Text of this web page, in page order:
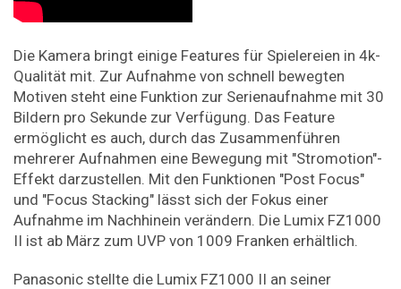
Die Kamera bringt einige Features für Spielereien in 4k-
Qualität mit. Zur Aufnahme von schnell bewegten
Motiven steht eine Funktion zur Serienaufnahme mit 30
Bildern pro Sekunde zur Verfügung. Das Feature
ermöglicht es auch, durch das Zusammenführen
mehrerer Aufnahmen eine Bewegung mit "Stromotion"-
Effekt darzustellen. Mit den Funktionen "Post Focus"
und "Focus Stacking" lässt sich der Fokus einer
Aufnahme im Nachhinein verändern. Die Lumix FZ1000
II ist ab März zum UVP von 1009 Franken erhältlich.
Panasonic stellte die Lumix FZ1000 II an seiner